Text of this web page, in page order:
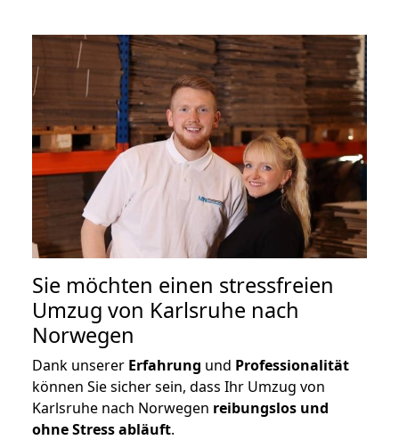
Sie möchten einen stressfreien
Umzug von Karlsruhe nach
Norwegen
Dank unserer Erfahrung und Professionalität
können Sie sicher sein, dass Ihr Umzug von
Karlsruhe nach Norwegen reibungslos und
ohne Stress abläuft.